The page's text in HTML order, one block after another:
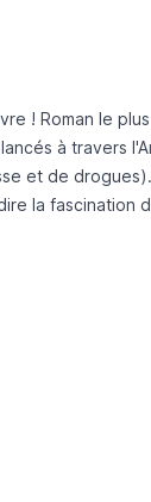
! Roman le
à travers
et de
la fascination